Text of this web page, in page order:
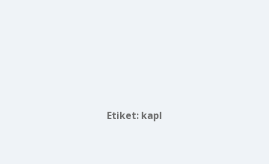
Etiket: kapl